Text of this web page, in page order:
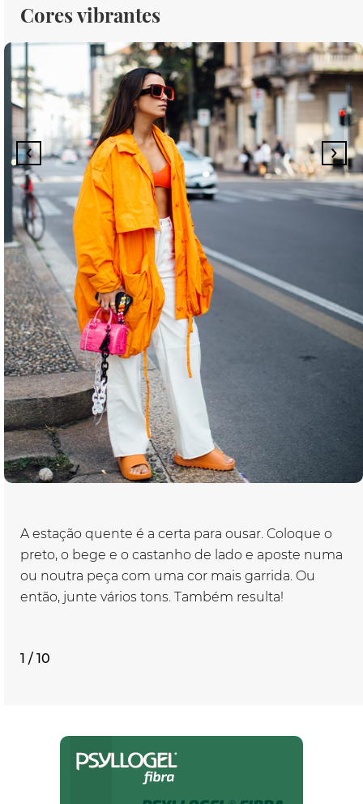
Cores vibrantes
A estação quente é a certa para ousar. Coloque o
preto, o bege e o castanho de lado e aposte numa
ou noutra peça com uma cor mais garrida. Ou
então, junte vários tons. Também resulta!
1 / 10